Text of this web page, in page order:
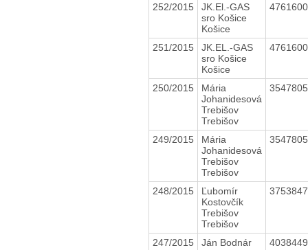
252/2015
JK.El.-GAS
sro Košice
Košice
251/2015
JK.EL.-GAS
sro Košice
Košice
250/2015
Mária
Johanidesová
Trebišov
Trebišov
249/2015
Mária
Johanidesová
Trebišov
Trebišov
248/2015
Ľubomír
Kostovčík
Trebišov
Trebišov
247/2015
Ján Bodnár